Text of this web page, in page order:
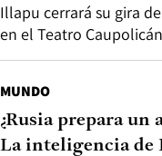
Illapu cerrará su gira
en el Teatro Caupolicán
MUNDO
¿Rusia prepara un
La inteligencia de